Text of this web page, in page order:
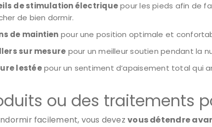
de stimulation électriquepour les pieds afin de
de bien dormir.
de maintien pour une position optimale et
sur mesure pour un meilleur soutien pendant la
lestéepour un sentiment d’apaisement total qui
ou des traitements
facilement, vous devezvous détendre